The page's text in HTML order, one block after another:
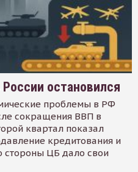
остановился
проблемы в РФ
сокращения ВВП в
квартал показал
кредитования и
стороны ЦБ дало свои